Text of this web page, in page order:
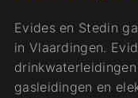
Evides en Stedin
in Vlaardingen.
gasleidingen en